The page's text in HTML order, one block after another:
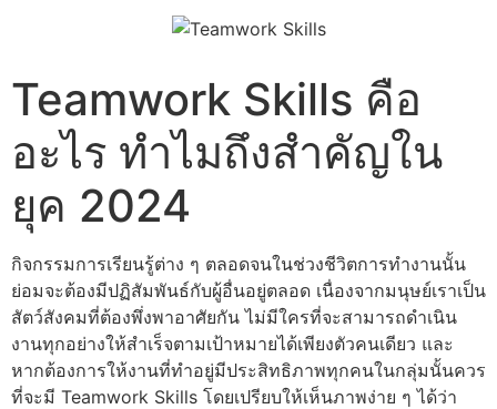
Teamwork Skills คือ
อะไร ทำไมถึงสำคัญใน
ยุค 2024
กิจกรรมการเรียนรู้ต่าง ๆ ตลอดจนในช่วงชีวิตการทำงานนั้น
ย่อมจะต้องมีปฏิสัมพันธ์กับผู้อื่นอยู่ตลอด เนื่องจากมนุษย์เราเป็น
สัตว์สังคมที่ต้องพึ่งพาอาศัยกัน ไม่มีใครที่จะสามารถดำเนิน
งานทุกอย่างให้สำเร็จตามเป้าหมายได้เพียงตัวคนเดียว และ
หากต้องการให้งานที่ทำอยู่มีประสิทธิภาพทุกคนในกลุ่มนั้นควร
ที่จะมี Teamwork Skills โดยเปรียบให้เห็นภาพง่าย ๆ ได้ว่า